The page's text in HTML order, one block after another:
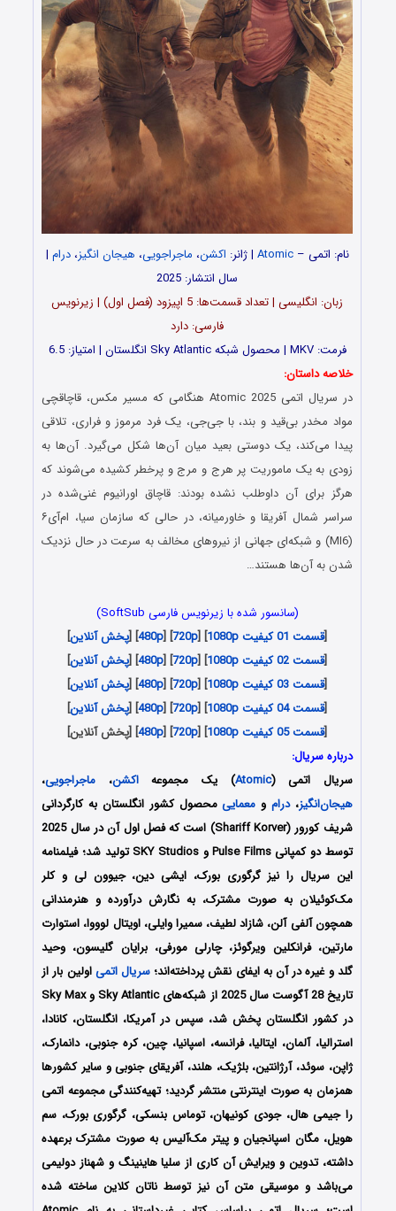
نام: اتمی –Atomic | ژانر: اکشن، ماجراجویی، هیجان انگیز،درام |
سال انتشار: 2025
زبان: انگلیسی | تعداد قسمت‌‌‌‌ها: 5 اپیزود (فصل اول) | زیرنویس
فارسی: دارد
فرمت: MKV | محصول شبکه Sky Atlantic انگلستان | امتیاز: 6.5
خلاصه داستان:
در سریال اتمی Atomic 2025 هنگامی که مسیر مکس، قاچاقچی
مواد مخدر بی‌قید و بند، با جی‌جی، یک فرد مرموز و فراری، تلاقی
پیدا می‌کند، یک دوستی بعید میان آن‌ها شکل می‌گیرد. آن‌ها به
زودی به یک ماموریت پر هرج و مرج و پرخطر کشیده می‌شوند که
هرگز برای آن داوطلب نشده بودند: قاچاق اورانیوم غنی‌شده در
سراسر شمال آفریقا و خاورمیانه، در حالی که سازمان سیا، ام‌آی۶
(MI6) و شبکه‌ای جهانی از نیروهای مخالف به سرعت در حال نزدیک
شدن به آن‌ها هستند…
(سانسور شده با زیرنویس فارسی SoftSub)
[قسمت 01 کیفیت 1080p ] [
720p
] [
480p
] [پخش آنلاین]
[قسمت 02 کیفیت 1080p ] [
720p
] [
480p
] [پخش آنلاین]
[قسمت 03 کیفیت 1080p ] [
720p
] [
480p
] [پخش آنلاین]
[قسمت 04 کیفیت 1080p ] [
720p
] [
480p
] [پخش آنلاین]
[قسمت 05 کیفیت 1080p ] [
720p
] [
480p] [پخش آنلاین]
درباره سریال:
سریال اتمی (Atomic) یک مجموعهاکشن، ماجراجویی،
هیجان‌انگیز،درام و معماییمحصول کشور انگلستان به کارگردانی
شریف کورور (Shariff Korver) است که فصل اول آن در سال 2025
توسط دو کمپانی Pulse Films و SKY Studios تولید شد؛ فیلمنامه
این سریال را نیز گرگوری بورک، ایشی دین، جیوون لی و کلر
مک‌کوئیلانبه صورت مشترک، به نگارش درآورده و هنرمندانی
همچونآلفی آلن، شازاد لطیف، سمیرا وایلی، اویتال لوووا، استوارت
مارتین، فرانکلین ویرگوئز، چارلی مورفی، برایان گلیسون، وحید
گلد و غیره در آن به ایفای نقش پرداخته‌اند؛ سریال اتمی اولین بار از
تاریخ 28 آگوست سال 2025 از شبکه‌های Sky Atlantic و Sky Max
در کشور انگلستان پخش شد، سپس در آمریکا، انگلستان، کانادا،
استرالیا، آلمان، ایتالیا، فرانسه، اسپانیا، چین، کره جنوبی، دانمارک،
ژاپن، سوئد، آرژانتین، بلژیک، هلند، آفریقای جنوبی و سایر کشورها
همزمان به صورت اینترنتی منتشر گردید؛ تهیه‌کنندگی مجموعه اتمی
راجیمی هال، جودی کونیهان، توماس بنسکی، گرگوری بورک، سم
هویل، مگان اسپانجیان و پیتر مک‌آلیسبه صورت مشترک برعهده
داشته، تدوین و ویرایش آن کاری از سلیا هاینینگ و شهناز دولیمی
می‌باشد و موسیقی متن آن نیز توسطناتان کلاین ساخته شده